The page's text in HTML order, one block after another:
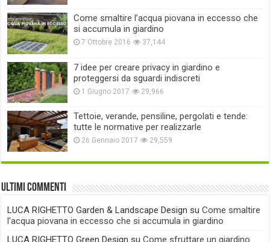
Come smaltire l’acqua piovana in eccesso che
si accumula in giardino
7 Ottobre 2016 37,144
7 idee per creare privacy in giardino e
proteggersi da sguardi indiscreti
1 Giugno 2017 29,966
Tettoie, verande, pensiline, pergolati e tende:
tutte le normative per realizzarle
26 Gennaio 2017 29,559
Ultimi commenti
LUCA RIGHETTO Garden & Landscape Design suCome smaltire
l’acqua piovana in eccesso che si accumula in giardino
LUCA RIGHETTO Green Design suCome sfruttare un giardino